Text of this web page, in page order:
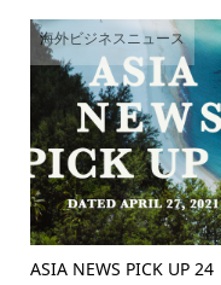
海外ビジネスニュース
ASIA NEWS PICK UP 24